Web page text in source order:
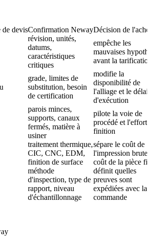
de devisConfirmation NewayDécision de
révision, unités,
datums,
caractéristiques
critiques
empêche les
mauvaises
avant la
grade, limites de
substitution, besoin
de certification
modifie la
disponibilité de
l'alliage et le délai
d'exécution
parois minces,
supports, canaux
fermés, matière à
usiner
pilote la voie de
procédé et l'effort
finition
traitement thermique,
CIC, CNC, EDM,
finition de surface
sépare le coût de
l'impression brute
coût de la pièce
méthode
d'inspection, type de
rapport, niveau
d'échantillonnage
définit quelles
preuves sont
expédiées avec la
commande